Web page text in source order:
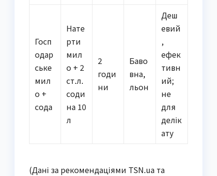
Госп
одар
ське
мил
о +
сода
Нате
рти
мил
о + 2
ст.л.
соди
на 10
л
2
годи
ни
Баво
вна,
льон
Деш
евий
,
ефек
тивн
ий;
не
для
делік
ату
(Дані за рекомендаціями TSN.ua та